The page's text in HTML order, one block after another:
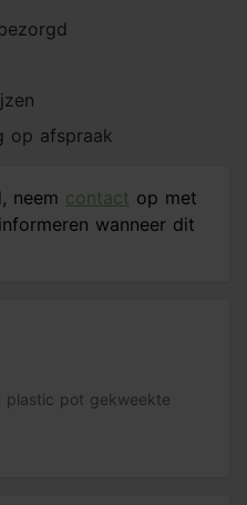
op afspraak
neem contact op met
wanneer dit
plastic pot gekweekte